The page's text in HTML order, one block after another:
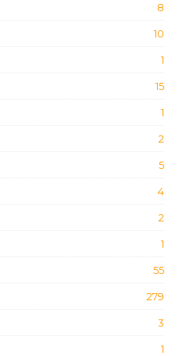
8
10
1
15
1
2
5
4
2
1
55
279
3
1